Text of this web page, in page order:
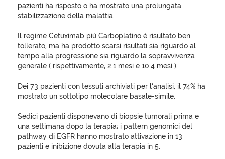
pazienti ha risposto o ha mostrato una prolungata
stabilizzazione della malattia.
Il regime Cetuximab più Carboplatino è risultato ben
tollerato, ma ha prodotto scarsi risultati sia riguardo al
tempo alla progressione sia riguardo la sopravvivenza
generale ( rispettivamente, 2.1 mesi e 10.4 mesi ).
Dei 73 pazienti con tessuti archiviati per l’analisi, il 74% ha
mostrato un sottotipo molecolare basale-simile.
Sedici pazienti disponevano di biopsie tumorali prima e
una settimana dopo la terapia; i pattern genomici del
pathway di EGFR hanno mostrato attivazione in 13
pazienti e inibizione dovuta alla terapia in 5.